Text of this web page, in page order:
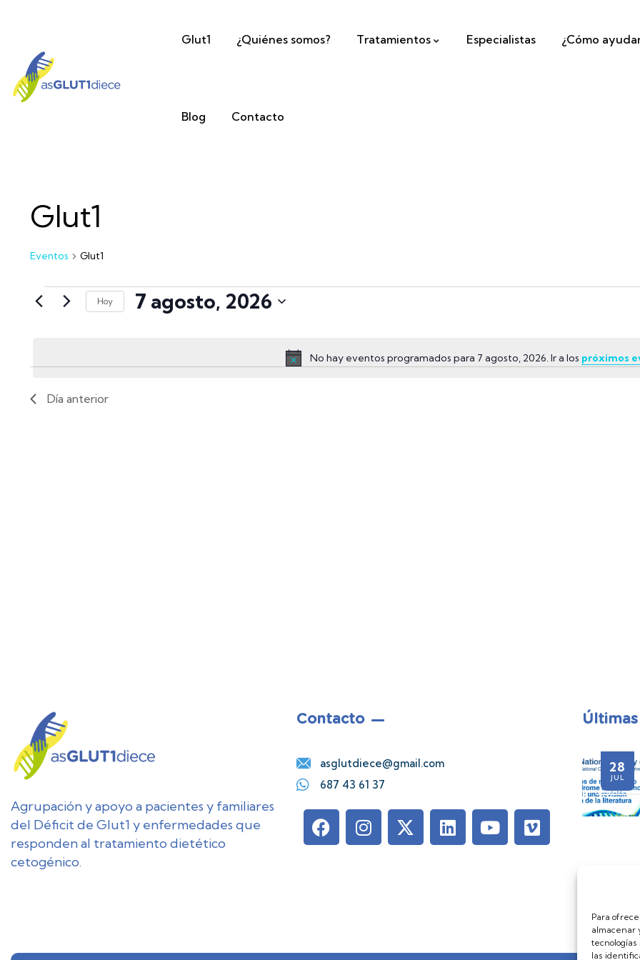
Para
almacenar
tecnologías
las
Glut1 ¿Quiénes somos? Tratamientos Especialistas ¿Cómo
Blog Contacto
Glut1
Eventos Glut1
Aviso
No hay eventos programados para 7 agosto, 2026. Ir a los próximos
Hoy 7 agosto, 2026
Día anterior
Agrupación y apoyo a pacientes y familiares
del Déficit de Glut1 y enfermedades que
responden al tratamiento dietético
cetogénico.
Contacto
asglutdiece@gmail.com
687 43 61 37
28 21 28
JUL